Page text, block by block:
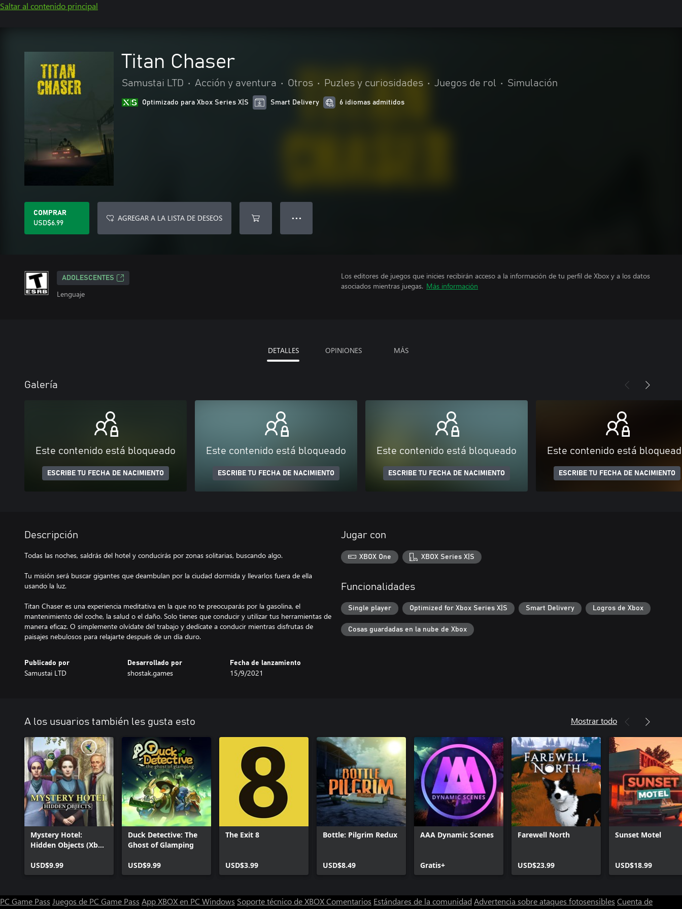
Saltar al contenido principal
Titan Chaser
Samustai LTD • Acción y aventura • Otros • Puzles y curiosidades • Juegos de rol • Simulación
Optimizado para Xbox Series X|S Smart Delivery 6 idiomas admitidos
COMPRAR
USD$6.99
AGREGAR A LA LISTA DE DESEOS ● ● ●
ADOLESCENTES
Lenguaje
Los editores de juegos que inicies recibirán acceso a la información de tu perfil de Xbox y a los datos
asociados mientras juegas. Más información
DETALLES OPINIONES MÁS
Galería
Este contenido está bloqueado
ESCRIBE TU FECHA DE NACIMIENTO
Este contenido está bloqueado
ESCRIBE TU FECHA DE NACIMIENTO
Este contenido está bloqueado
ESCRIBE TU FECHA DE NACIMIENTO
Este contenido está
ESCRIBE TU FECHA DE NACIMIENTO
Descripción
Todas las noches, saldrás del hotel y conducirás por zonas solitarias, buscando algo.
Tu misión será buscar gigantes que deambulan por la ciudad dormida y llevarlos fuera de ella
usando la luz.
Titan Chaser es una experiencia meditativa en la que no te preocuparás por la gasolina, el
mantenimiento del coche, la salud o el daño. Solo tienes que conducir y utilizar tus herramientas de
manera eficaz. O simplemente olvídate del trabajo y dedícate a conducir mientras disfrutas de
paisajes nebulosos para relajarte después de un día duro.
Publicado por
Samustai LTD
Desarrollado por
shostak.games
Fecha de lanzamiento
15/9/2021
Jugar con
XBOX One XBOX Series X|S
Funcionalidades
Single player Optimized for Xbox Series X|S Smart Delivery Logros de Xbox
Cosas guardadas en la nube de Xbox
A los usuarios también les gusta esto Mostrar todo
Mystery Hotel:
Hidden Objects (Xbox
USD$9.99
Duck Detective: The
Ghost of Glamping
USD$9.99
The Exit 8
USD$3.99
Bottle: Pilgrim Redux
USD$8.49
AAA Dynamic Scenes
Gratis+
Farewell North
USD$23.99
Sunset Motel
USD$18.99
PC Game Pass Juegos de PC Game Pass App XBOX en PC Windows Soporte técnico de XBOXComentarios Estándares de la comunidad Advertencia sobre ataques fotosensibles Cuenta de